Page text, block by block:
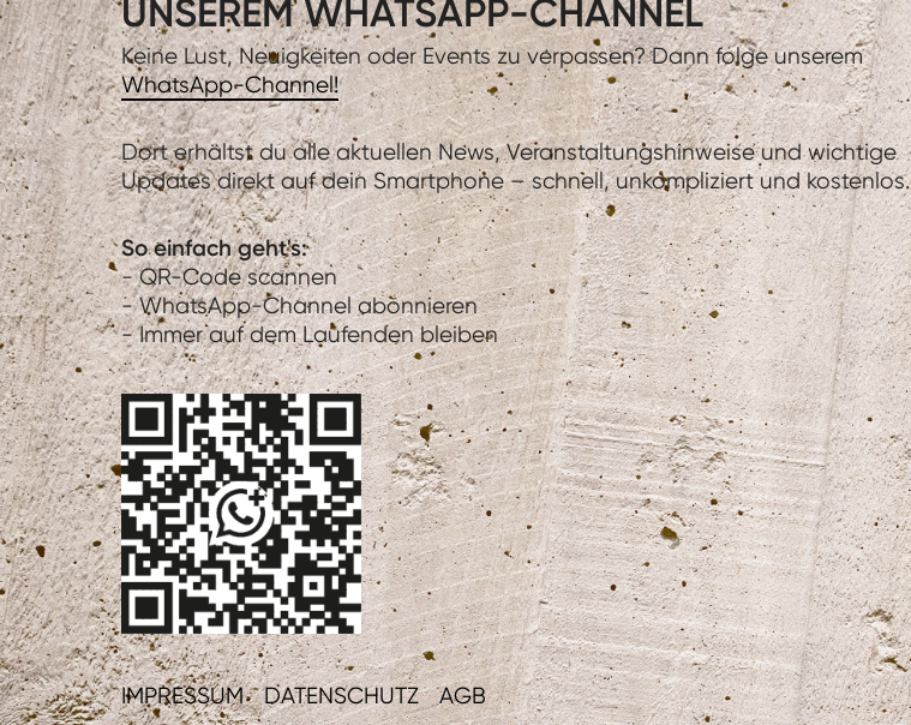
UNSEREM WHATSAPP-CHANNEL
Keine Lust, Neuigkeiten oder Events zu verpassen? Dann folge unserem
WhatsApp-Channel!
Dort erhältst du alle aktuellen News, Veranstaltungshinweise und wichtige
Updates direkt auf dein Smartphone – schnell, unkompliziert und kostenlos.
So einfach geht's:
- QR-Code scannen
- WhatsApp-Channel abonnieren
- Immer auf dem Laufenden bleiben
IMPRESSUM DATENSCHUTZ AGB